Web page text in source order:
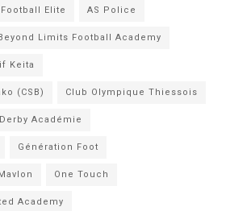
Elite AS Police
Limits Football Academy
Keita
(CSB) Club Olympique Thiessois
Derby Académie
Génération Foot
One Touch
Academy